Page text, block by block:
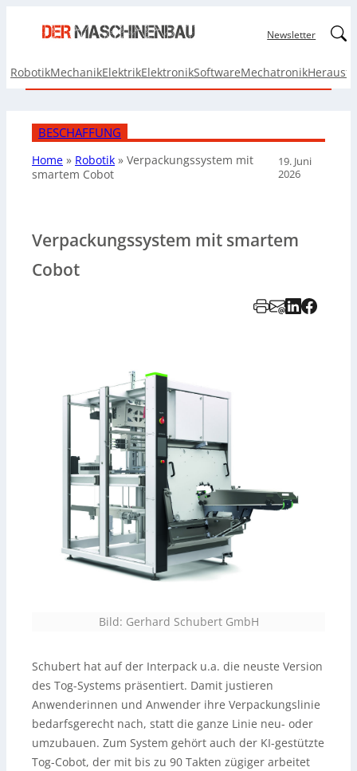
Newsletter
RobotikMechanikElektrikElektronikSoftwareMechatronik
BESCHAFFUNG
Home » Robotik » Verpackungssystem mit
smartem Cobot
19. Juni
2026
Verpackungssystem mit smartem
Cobot
Bild: Gerhard Schubert GmbH
Schubert hat auf der Interpack u.a. die neuste Version
des Tog-Systems präsentiert. Damit justieren
Anwenderinnen und Anwender ihre Verpackungslinie
bedarfsgerecht nach, statt die ganze Linie neu- oder
umzubauen. Zum System gehört auch der KI-gestützte
Tog-Cobot, der mit bis zu 90 Takten zügiger arbeitet